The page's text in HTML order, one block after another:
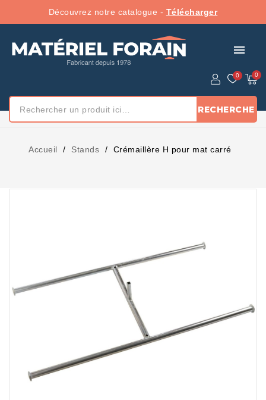
Découvrez notre catalogue - Télécharger
menu
RECHERCHE
Accueil Stands Crémaillère H pour mat carré